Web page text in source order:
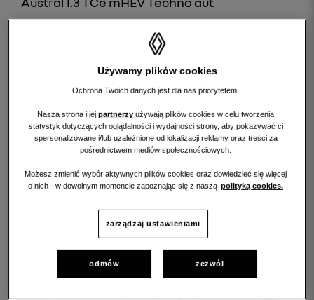
114 900 PLN brutto
Używamy plików cookies
Ochrona Twoich danych jest dla nas priorytetem.
Nasza strona i jej partnerzy używają plików cookies w celu tworzenia
statystyk dotyczących oglądalności i wydajności strony, aby pokazywać ci
spersonalizowane i/lub uzależnione od lokalizacji reklamy oraz treści za
pośrednictwem mediów społecznościowych.
Możesz zmienić wybór aktywnych plików cookies oraz dowiedzieć się więcej
o nich - w dowolnym momencie zapoznając się z naszą polityką cookies.
zarządzaj ustawieniami
odmów zezwól